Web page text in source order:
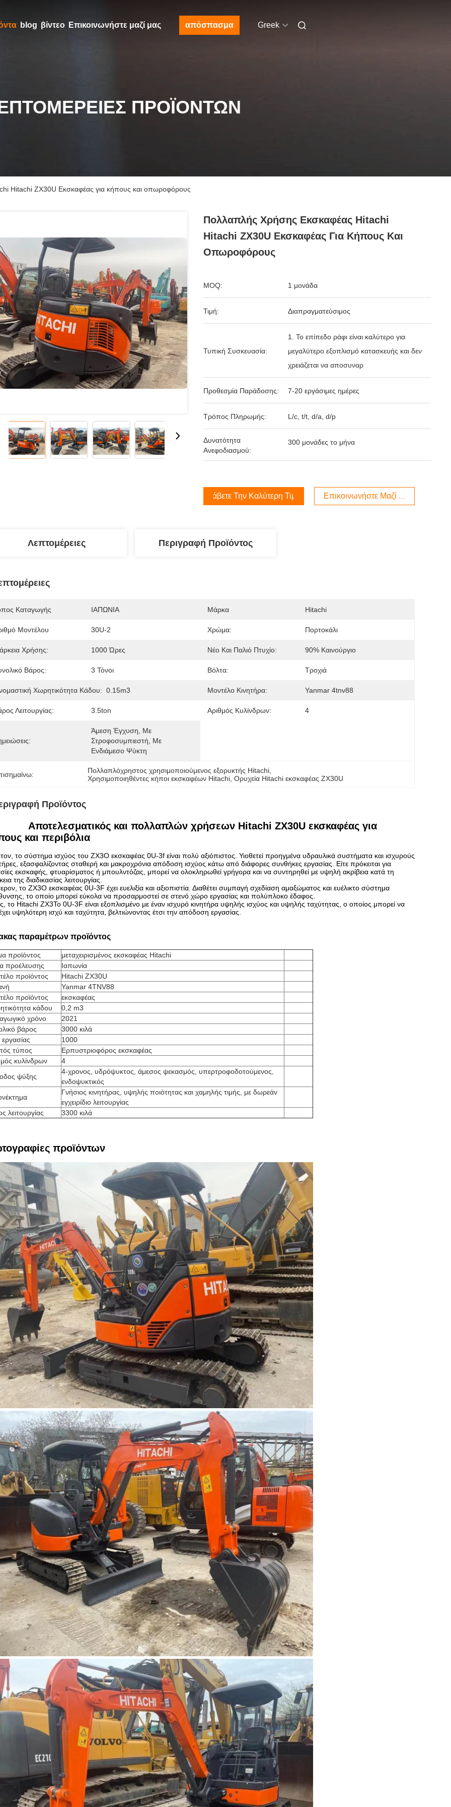
blog βίντεο Επικοινωνήστε μαζί μας απόσπασμα Greek
ΠΡΟΪΌΝΤΩΝ
Hitachi ZX30U Εκσκαφέας για κήπους και οπωροφόρους
Πολλαπλής Χρήσης Εκσκαφέας Hitachi
Hitachi ZX30U Εκσκαφέας Για Κήπους Και
Οπωροφόρους
MOQ: 1 μονάδα
Τιμή: Διαπραγματεύσιμος
Τυπική Συσκευασία:
1. Το επίπεδο ράφι είναι καλύτερο για
μεγαλύτερο εξοπλισμό κατασκευής και δεν
χρειάζεται να αποσυναρ
Προθεσμία Παράδοσης: 7-20 εργάσιμες ημέρες
Τρόπος Πληρωμής: L/c, t/t, d/a, d/p
Δυνατότητα
Ανεφοδιασμού:
300 μονάδες το μήνα
Λάβετε Την Καλύτερη Τιμή Επικοινωνήστε Μαζί Μας
Λεπτομέρειες Περιγραφή Προϊόντος
Καταγωγής ΙΑΠΩΝΙΑ Μάρκα Hitachi
Μοντέλου 30U-2 Χρώμα: Πορτοκάλι
Χρήσης: 1000 Ώρες Νέο Και Παλιό Πτυχίο: 90% Καινούργιο
Βάρος: 3 Τόνοι Βόλτα: Τροχιά
Χωρητικότητα Κάδου: 0.15m3 Μοντέλο Κινητήρα: Yanmar 4tnv88
Λειτουργίας: 3.5ton Αριθμός Κυλίνδρων: 4
Άμεση Έγχυση, Με
Στροφοσυμπιεστή, Με
Ενδιάμεσο Ψύκτη
Πολλαπλόχρηστος χρησιμοποιούμενος εξορυκτής Hitachi
Χρησιμοποιηθέντες κήποι εκσκαφέων Hitachi , Ορυχεία Hitachi εκσκαφέας ZX30U
Προϊόντος
Αποτελεσματικός και πολλαπλών χρήσεων Hitachi ZX30U εκσκαφέας για
και περιβόλια
το σύστημα ισχύος του ZX3Ο εκσκαφέας 0U-3f είναι πολύ αξιόπιστος. Υιοθετεί προηγμένα υδραυλικά συστήματα και ισχυρούς
εξασφαλίζοντας σταθερή και μακροχρόνια απόδοση ισχύος κάτω από διάφορες συνθήκες εργασίας. Είτε πρόκειται για
εκσκαφής, φτυαρίσματος ή μπουλντόζας, μπορεί να ολοκληρωθεί γρήγορα και να συντηρηθεί με υψηλή ακρίβεια κατά τη
της διαδικασίας λειτουργίας.
το ZX3Ο εκσκαφέας 0U-3F έχει ευελιξία και αξιοπιστία. Διαθέτει συμπαγή σχεδίαση αμαξώματος και ευέλικτο σύστημα
το οποίο μπορεί εύκολα να προσαρμοστεί σε στενό χώρο εργασίας και πολύπλοκο έδαφος.
το Hitachi ZX3Το 0U-3F είναι εξοπλισμένο με έναν ισχυρό κινητήρα υψηλής ισχύος και υψηλής ταχύτητας, ο οποίος μπορεί να
υψηλότερη ισχύ και ταχύτητα, βελτιώνοντας έτσι την απόδοση εργασίας.
παραμέτρων προϊόντος
προϊόντος
μεταχειρισμένος εκσκαφέας Hitachi
προέλευσης
Ιαπωνία
προϊόντος
Hitachi ZX30U
Yanmar 4TNV88
προϊόντος
εκσκαφέας
κάδου
0,2 m3
χρόνο
2021
βάρος
3000 κιλά
1000
τύπος
Ερπυστριοφόρος εκσκαφέας
κυλίνδρων
4
ψύξης
4-χρονος, υδρόψυκτος, άμεσος ψεκασμός, υπερτροφοδοτούμενος,
ενδοψυκτικός
Γνήσιος κινητήρας, υψηλής ποιότητας και χαμηλής τιμής, με δωρεάν
εγχειρίδιο λειτουργίας
λειτουργίας
3300 κιλά
προϊόντων